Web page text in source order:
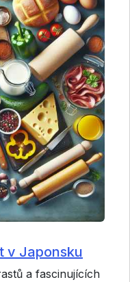
v Japonsku
a fascinujících